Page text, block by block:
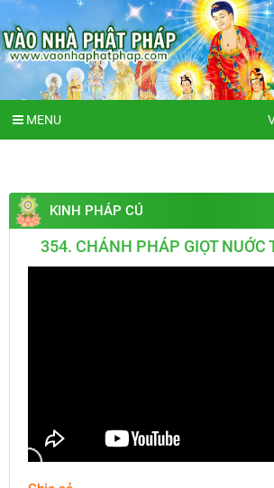
MENU
KINH PHÁP CÚ
354. CHÁNH PHÁP GIỌT NUỚC